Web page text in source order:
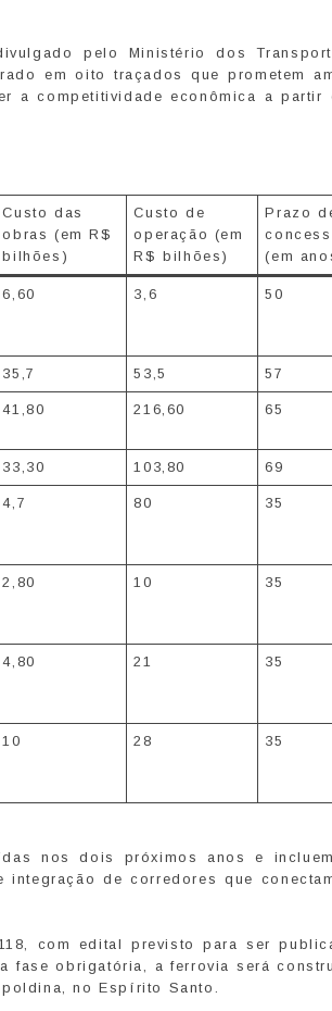
pelo Ministério dos
em oito traçados que prometem
a competitividade econômica a partir
Custo das
obras (em R$
bilhões)
Custo de
operação (em
R$ bilhões)
Prazo
(em
6,60 3,6 50
35,7 53,5 57
41,80 216,60 65
33,30 103,80 69
4,7 80 35
2,80 10 35
4,80 21 35
10 28 35
nos dois próximos anos e
de corredores que
com edital previsto para ser
fase obrigatória, a ferrovia será
no Espírito Santo.